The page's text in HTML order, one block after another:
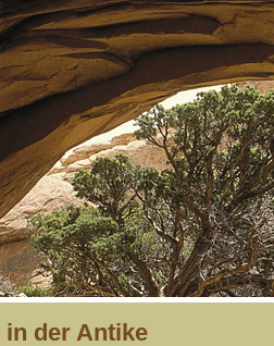
in der Antike